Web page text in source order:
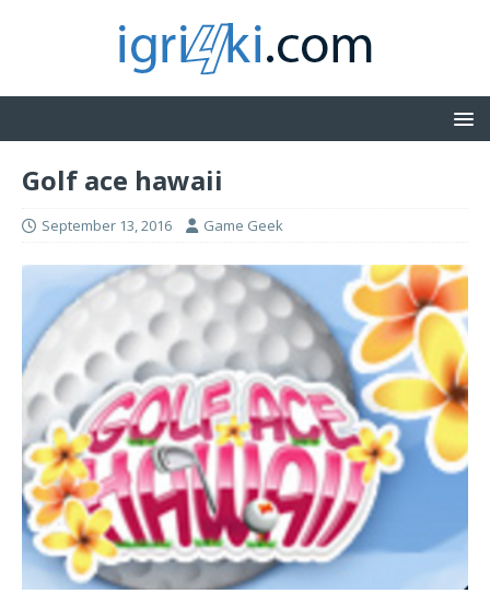
Golf ace hawaii
September 13, 2016 Game Geek